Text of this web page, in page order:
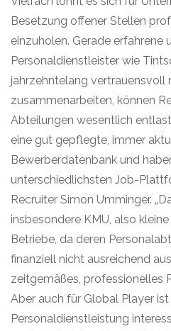
Besetzung offener Stellen
einzuholen. Gerade erfahrene
Personaldienstleister wie
jahrzehntelang vertrauensvoll
zusammenarbeiten, können
Abteilungen wesentlich
eine gut gepflegte, immer
Bewerberdatenbank und
unterschiedlichsten Job-
Recruiter Simon Umminger.
insbesondere KMU, also
Betriebe, da deren
finanziell nicht ausreichend
zeitgemäßes, professionelles
Aber auch für Global Player
Personaldienstleistung